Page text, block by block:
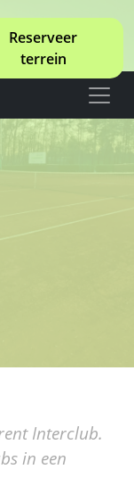
Reserveer
terrein
Interclub.
in een